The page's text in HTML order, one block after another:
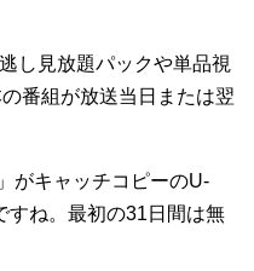
し見放題パックや単品視
番組が放送当日または翌
がキャッチコピーのU-
すね。最初の31日間は無